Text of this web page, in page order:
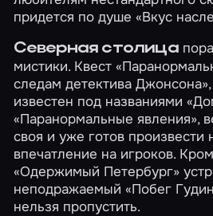
придется по душе«Вкус
Северная столица
мистики. Квест
следам детектива Джонсона»
известен под названиями
«Паранормальные явления»,
своя и уже готов произвести
впечатление на игроков.
«Одержимый Петербург»
неподражаемый«Побег
нельзя пропустить.